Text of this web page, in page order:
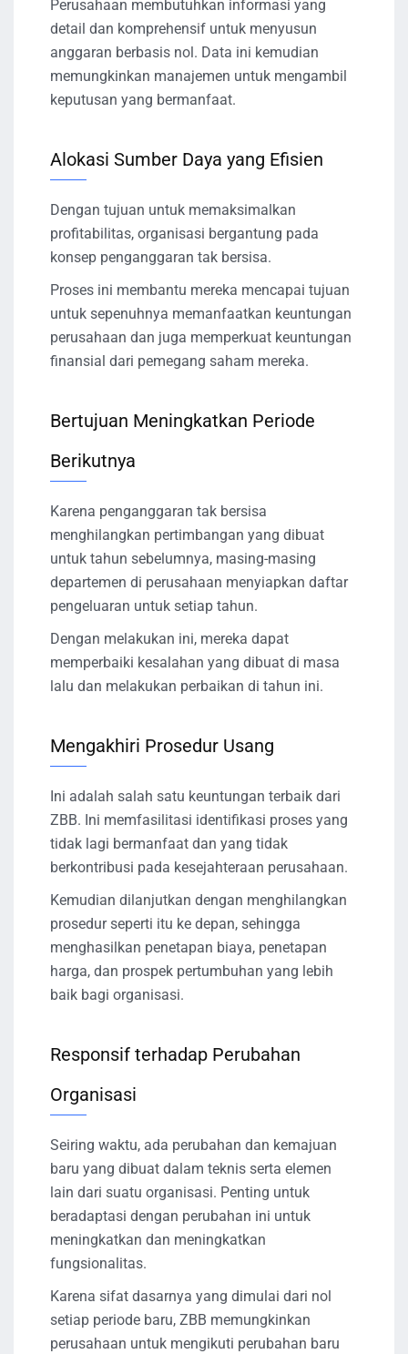
Perusahaan membutuhkan informasi yang
detail dan komprehensif untuk menyusun
anggaran berbasis nol. Data ini kemudian
memungkinkan manajemen untuk mengambil
keputusan yang bermanfaat.
Alokasi Sumber Daya yang Efisien
Dengan tujuan untuk memaksimalkan
profitabilitas, organisasi bergantung pada
konsep penganggaran tak bersisa.
Proses ini membantu mereka mencapai tujuan
untuk sepenuhnya memanfaatkan keuntungan
perusahaan dan juga memperkuat keuntungan
finansial dari pemegang saham mereka.
Bertujuan Meningkatkan Periode
Berikutnya
Karena penganggaran tak bersisa
menghilangkan pertimbangan yang dibuat
untuk tahun sebelumnya, masing-masing
departemen di perusahaan menyiapkan daftar
pengeluaran untuk setiap tahun.
Dengan melakukan ini, mereka dapat
memperbaiki kesalahan yang dibuat di masa
lalu dan melakukan perbaikan di tahun ini.
Mengakhiri Prosedur Usang
Ini adalah salah satu keuntungan terbaik dari
ZBB. Ini memfasilitasi identifikasi proses yang
tidak lagi bermanfaat dan yang tidak
berkontribusi pada kesejahteraan perusahaan.
Kemudian dilanjutkan dengan menghilangkan
prosedur seperti itu ke depan, sehingga
menghasilkan penetapan biaya, penetapan
harga, dan prospek pertumbuhan yang lebih
baik bagi organisasi.
Responsif terhadap Perubahan
Organisasi
Seiring waktu, ada perubahan dan kemajuan
baru yang dibuat dalam teknis serta elemen
lain dari suatu organisasi. Penting untuk
beradaptasi dengan perubahan ini untuk
meningkatkan dan meningkatkan
fungsionalitas.
Karena sifat dasarnya yang dimulai dari nol
setiap periode baru, ZBB memungkinkan
perusahaan untuk mengikuti perubahan baru